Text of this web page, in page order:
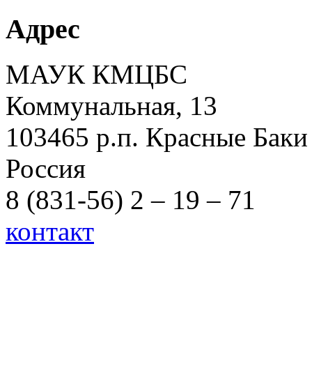
Адрес
МАУК КМЦБС
Коммунальная, 13
103465 р.п. Красные Баки
Россия
8 (831-56) 2 – 19 – 71
контакт